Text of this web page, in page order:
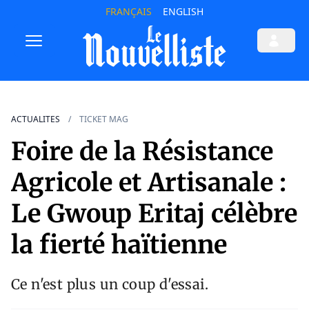
FRANÇAIS ENGLISH
ACTUALITES TICKET MAG
Foire de la Résistance
Agricole et Artisanale :
Le Gwoup Eritaj célèbre
la fierté haïtienne
Ce n'est plus un coup d'essai.